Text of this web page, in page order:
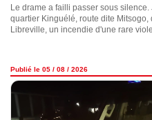
Le drame a failli passer sous
quartier Kinguélé, route dite
Libreville, un incendie d'une rare
Publié le 05 / 08 / 2026